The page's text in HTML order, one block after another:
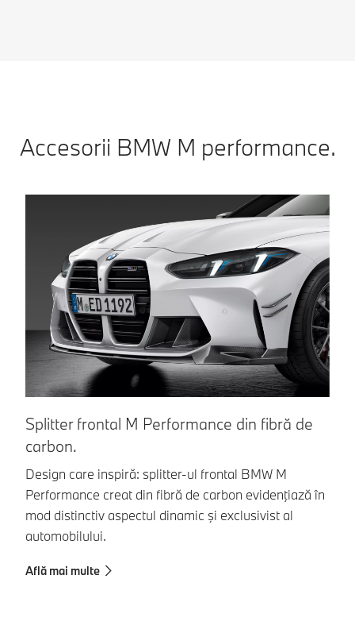
Accesorii BMW M performance.
Splitter frontal M Performance din fibră de
carbon.
Design care inspiră: splitter-ul frontal BMW M
Performance creat din fibră de carbon evidenţiază în
mod distinctiv aspectul dinamic şi exclusivist al
automobilului.
Află mai multe